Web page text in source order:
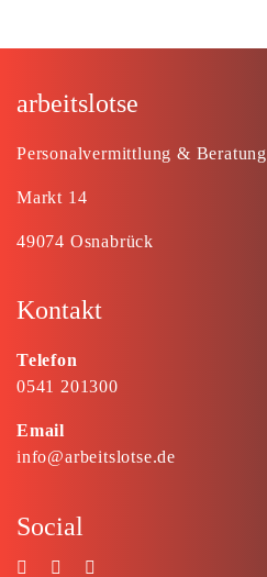
arbeitslotse
Personalvermittlung & Beratung
Markt 14
49074 Osnabrück
Kontakt
Telefon
0541 201300
Email
info@arbeitslotse.de
Social